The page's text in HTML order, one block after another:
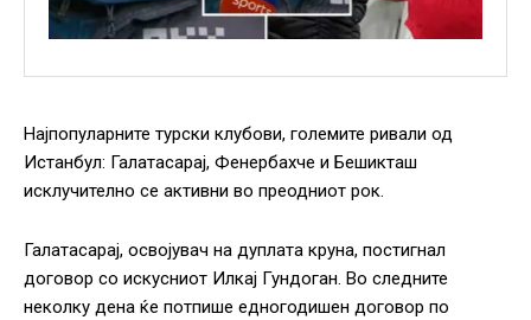
Најпопуларните турски клубови, големите ривали од
Истанбул: Галатасарај, Фенербахче и Бешикташ
исклучително се активни во преодниот рок.
Галатасарај, освојувач на дуплата круна, постигнал
договор со искусниот Илкај Гундоган. Во следните
неколку дена ќе потпише едногодишен договор по